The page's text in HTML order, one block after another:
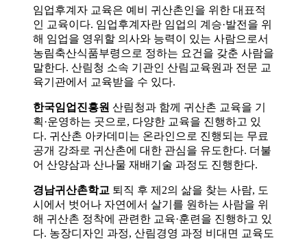
임업후계자 교육은 예비 귀산촌인을 위한 대표적
인 교육이다. 임업후계자란 임업의 계승·발전을 위
해 임업을 영위할 의사와 능력이 있는 사람으로서
농림축산식품부령으로 정하는 요건을 갖춘 사람을
말한다. 산림청 소속 기관인 산림교육원과 전문 교
육기관에서 교육받을 수 있다.
한국임업진흥원 산림청과 함께 귀산촌 교육을 기
획·운영하는 곳으로, 다양한 교육을 진행하고 있
다. 귀산촌 아카데미는 온라인으로 진행되는 무료
공개 강좌로 귀산촌에 대한 관심을 유도한다. 더불
어 산양삼과 산나물 재배기술 과정도 진행한다.
경남귀산촌학교 퇴직 후 제2의 삶을 찾는 사람, 도
시에서 벗어나 자연에서 살기를 원하는 사람을 위
해 귀산촌 정착에 관련한 교육·훈련을 진행하고 있
다. 농장디자인 과정, 산림경영 과정 비대면 교육도